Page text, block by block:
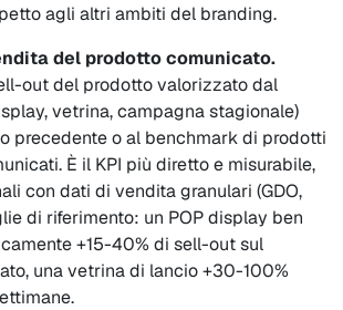
agli altri ambiti del branding.
del prodotto comunicato.
out del prodotto valorizzato dal
vetrina, campagna stagionale)
precedente o al benchmark di prodotti
È il KPI più diretto e misurabile,
con dati di vendita granulari (GDO,
di riferimento: un POP display ben
+15-40% di sell-out sul
una vetrina di lancio +30-100%